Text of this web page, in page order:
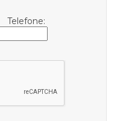
Telefone: